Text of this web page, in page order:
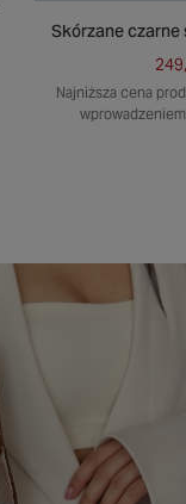
Skórzane czarne
Najniższa cena